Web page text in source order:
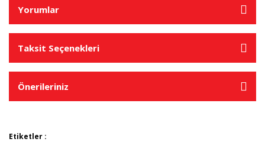
Yorumlar
Taksit Seçenekleri
Önerileriniz
Etiketler :